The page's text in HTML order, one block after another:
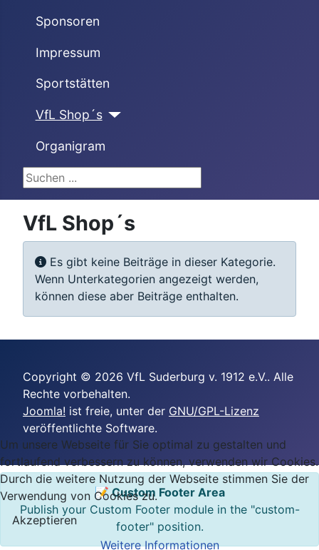
Sponsoren
Impressum
Sportstätten
VfL Shop´s
Organigram
Suchen ...
VfL Shop´s
Information
Es gibt keine Beiträge in dieser Kategorie.
Wenn Unterkategorien angezeigt werden,
können diese aber Beiträge enthalten.
Copyright © 2026 VfL Suderburg v. 1912 e.V.. Alle
Rechte vorbehalten.
Joomla! ist freie, unter der GNU/GPL-Lizenz
veröffentlichte Software.
Um unsere Webseite für Sie optimal zu gestalten und
fortlaufend verbessern zu können, verwenden wir Cookies.
Durch die weitere Nutzung der Webseite stimmen Sie der
Verwendung von Cookies zu.
Akzeptieren
Weitere Informationen
📝 Custom Footer Area
Publish your Custom Footer module in the "custom-
footer" position.